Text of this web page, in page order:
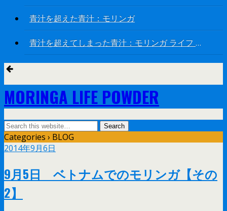
青汁を超えた青汁：モリンガ
青汁を超えてしまった青汁：モリンガ ライフ パウダー
MORINGA LIFE POWDER
Categories › BLOG
2014年9月6日
9月5日 ベトナムでのモリンガ【その
2】